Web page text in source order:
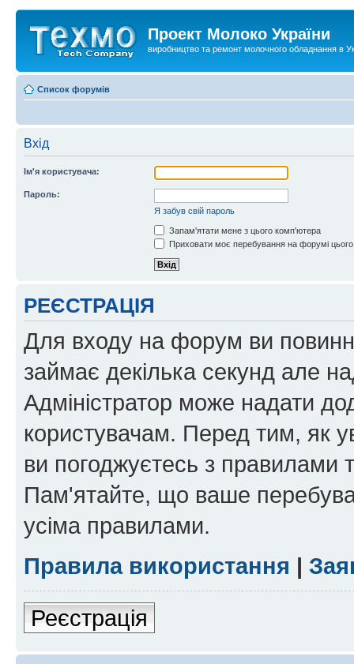
Проект Молоко України
виробництво та ремонт молочного обладнання в
Список форумів
Вхід
Ім'я користувача:
Пароль:
Я забув свій пароль
Запам'ятати мене з цього комп'ютера
Приховати моє перебування на форумі
РЕЄСТРАЦІЯ
Для входу на форум ви
займає декілька секунд але
Адміністратор може надати
користувачам. Перед тим, як
ви погоджуєтесь з правилами
Пам'ятайте, що ваше
усіма правилами.
Правила використання |
Реєстрація